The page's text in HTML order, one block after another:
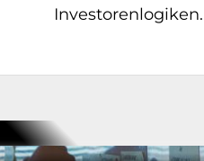
Investorenlogiken.